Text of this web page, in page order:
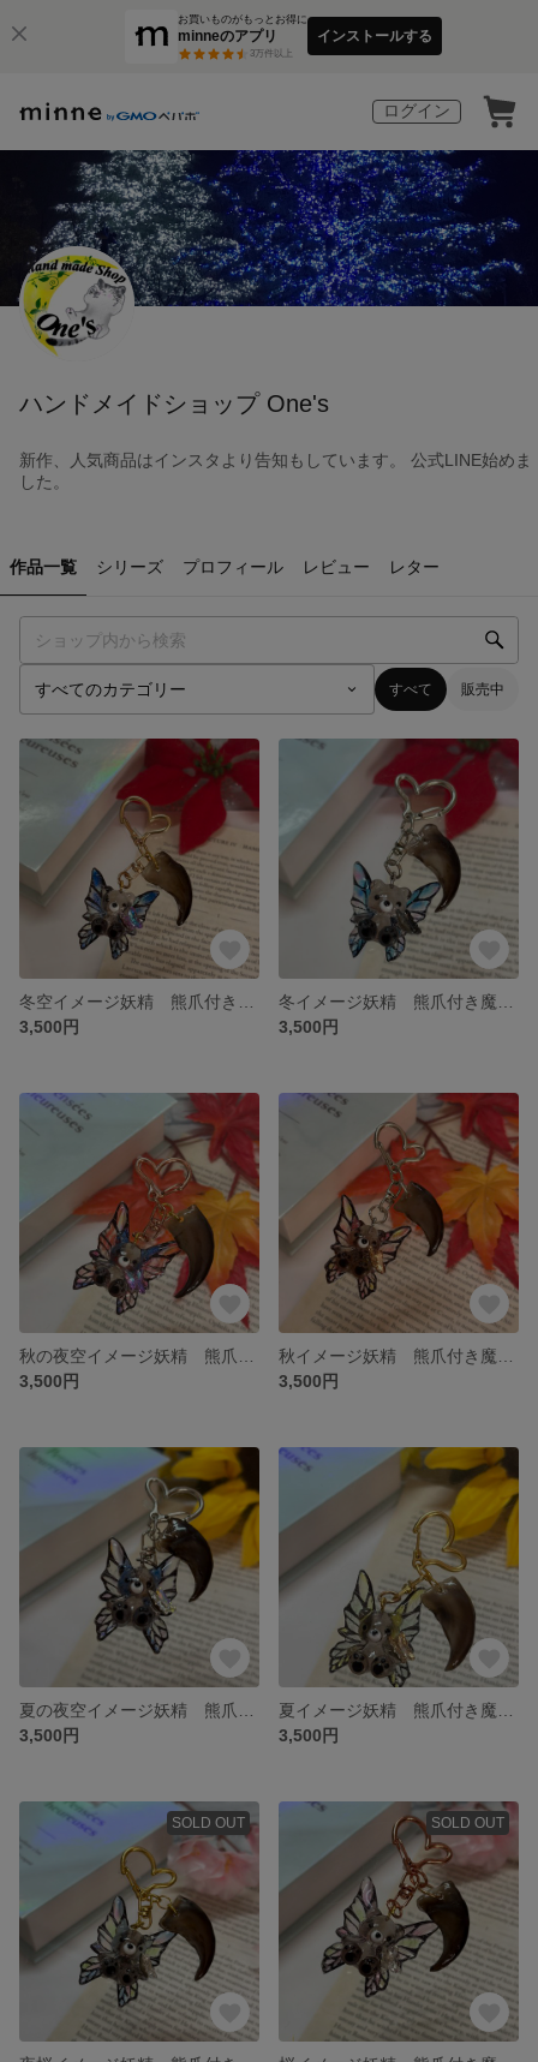
お買いものがもっとお得に
minneのアプリ
3万件以上
インストールする
ログイン
ハンドメイドショップ One's
新作、人気商品はインスタより告知もしています。 公式LINE始めま
した。
作品一覧 シリーズ プロフィール レビュー レター
すべて 販売中
3,500円
3,500円
3,500円
3,500円
3,500円
3,500円
SOLD OUT SOLD OUT